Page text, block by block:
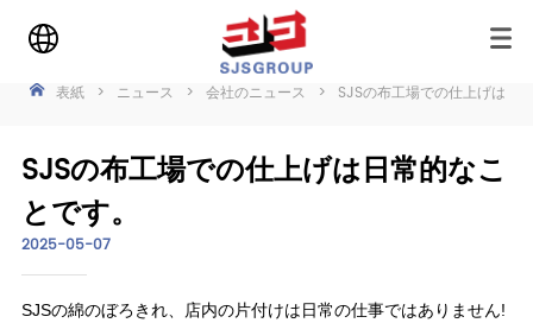
表紙 > ニュース > 会社のニュース > SJSの布工場での仕上げは日
SJSの布工場での仕上げは日常的なこ
とです。
2025-05-07